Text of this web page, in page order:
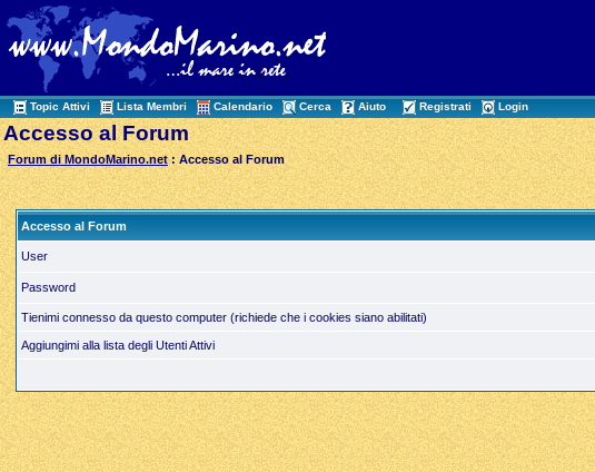
Topic Attivi Lista Membri Calendario Cerca Aiuto Registrati Login
Accesso al Forum
Forum di MondoMarino.net : Accesso al Forum
Accesso al Forum
User
Password
Tienimi connesso da questo computer (richiede che i cookies siano abilitati)
Aggiungimi alla lista degli Utenti Attivi